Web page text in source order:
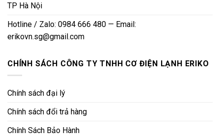
TP Hà Nội
Hotline / Zalo: 0984 666 480 — Email:
erikovn.sg@gmail.com
CHÍNH SÁCH CÔNG TY TNHH CƠ ĐIỆN LẠNH ERIKO
Chính sách đại lý
Chính sách đổi trả hàng
Chính Sách Bảo Hành